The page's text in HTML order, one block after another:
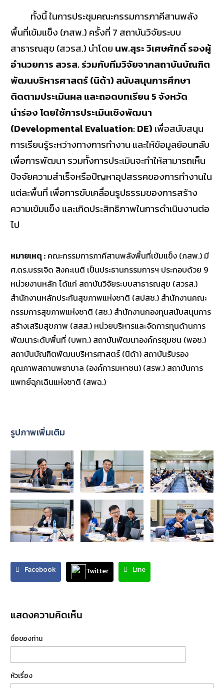
ทั้งนี้ ในการประชุมคณะกรรมการภาคีสานพลัง
พื้นที่เข้มแข็ง (ภสพ.) ครั้งที่ 7 สถาบันวิจัยระบบ
สาธารณสุข (สวรส.) นำโดย นพ.สุระ วิเศษศักดิ์ รองผู้
อำนวยการ สวรส. ร่วมกับทีมวิจัยจากสถาบันบัณฑิต
พัฒนบริหารศาสตร์ (นิด้า) สนับสนุนการศึกษา
ติดตามประเมินผล และถอดบทเรียน 5 จังหวัด
นำร่อง โดยใช้การประเมินเชิงพัฒนา
(Developmental Evaluation: DE) เพื่อสนับสนุน
การเรียนรู้ระหว่างทางการทำงาน และให้ข้อมูลย้อนกลับ
เพื่อการพัฒนา รวมทั้งการประเมินจะทำให้สามารถเห็น
ปัจจัยความสำเร็จหรือปัญหาอุปสรรคของการทำงานใน
แต่ละพื้นที่ เพื่อการขับเคลื่อนรูปธรรมของการสร้าง
ความเข้มแข็ง และเกิดประสิทธิภาพในการดำเนินงานต่อ
ไป
หมายเหตุ : คณะกรรมการภาคีสานพลังพื้นที่เข้มแข็ง (ภสพ.) มี
ศ.ดร.บรรเจิด สิงคะเนติ เป็นประธานกรรมการฯ ประกอบด้วย 9
หน่วยงานหลัก ได้แก่ สถาบันวิจัยระบบสาธารณสุข (สวรส.)
สำนักงานหลักประกันสุขภาพแห่งชาติ (สปสช.) สำนักงานคณะ
กรรมการสุขภาพแห่งชาติ (สช.) สำนักงานกองทุนสนับสนุนการ
สร้างเสริมสุขภาพ (สสส.) หน่วยบริหารและจัดการทุนด้านการ
พัฒนาระดับพื้นที่ (บพท.) สถาบันพัฒนาองค์กรชุมชน (พอช.)
สถาบันบัณฑิตพัฒนบริหารศาสตร์ (นิด้า) สถาบันรับรอง
คุณภาพสถานพยาบาล (องค์การมหาชน) (สรพ.) สถาบันการ
แพทย์ฉุกเฉินแห่งชาติ (สพฉ.)
รูปภาพเพิ่มเติม
Facebook Twitter Line
แสดงความคิดเห็น
ชื่อของท่าน
หัวเรื่อง